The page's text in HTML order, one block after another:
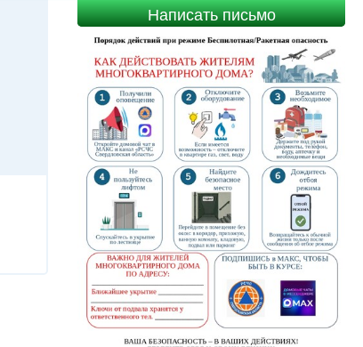
Написать письмо